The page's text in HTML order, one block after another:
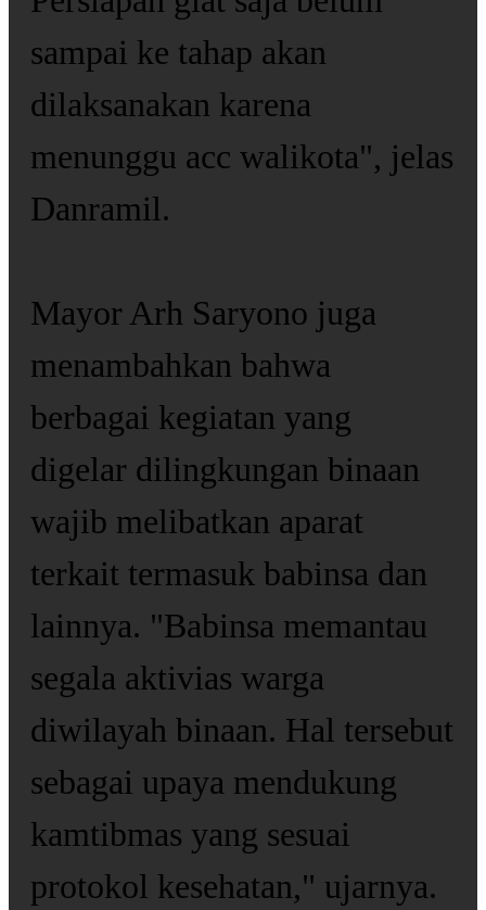
sampai ke tahap akan
dilaksanakan karena
menunggu acc walikota", jelas
Danramil.
Mayor Arh Saryono juga
menambahkan bahwa
berbagai kegiatan yang
digelar dilingkungan binaan
wajib melibatkan aparat
terkait termasuk babinsa dan
lainnya. "Babinsa memantau
segala aktivias warga
diwilayah binaan. Hal tersebut
sebagai upaya mendukung
kamtibmas yang sesuai
protokol kesehatan," ujarnya.